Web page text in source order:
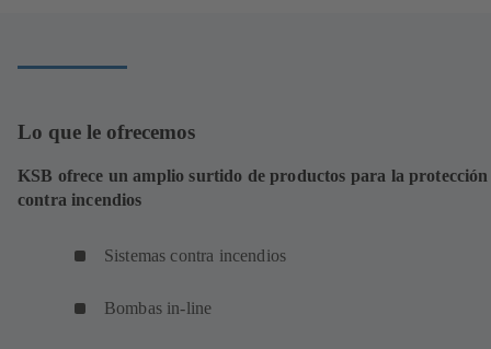
Lo que le ofrecemos
KSB ofrece un amplio surtido de productos para la protección
contra incendios
Sistemas contra incendios
Bombas in-line